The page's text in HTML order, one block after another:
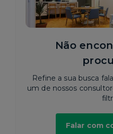
Não
Refine a sua busca
um de nossos
Falar com